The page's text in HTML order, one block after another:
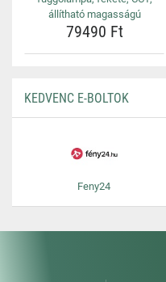
állítható magasságú
79490 Ft
KEDVENC E-BOLTOK
Feny24